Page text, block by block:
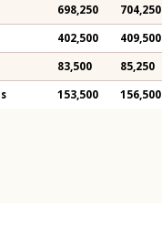
698,250 704,250
402,500 409,500
83,500 85,250
153,500 156,500